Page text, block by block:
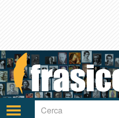
Attiva/disattiva
navigazione